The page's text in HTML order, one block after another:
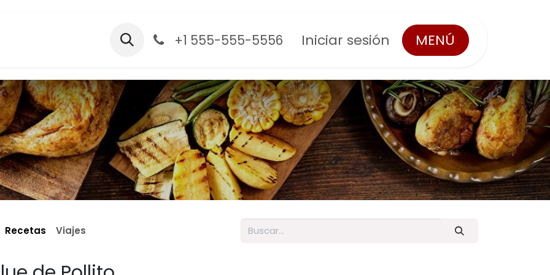
Contáctanos Cita+1 555-555-5556 Iniciar sesión MENÚ
Recetas Viajes